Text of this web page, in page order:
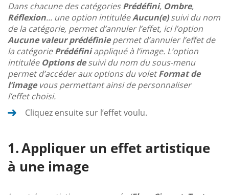
Dans chacune des catégoriesPrédéfini, Ombre,
Réflexion... une option intituléeAucun(e)suivi du nom
de la catégorie, permet d’annuler l’effet, ici l’option
Aucune valeur prédéfiniepermet d’annuler l’effet de
la catégoriePrédéfiniappliqué à l’image. L’option
intitulée Options desuivi du nom du sous-menu
permet d’accéder aux options du voletFormat de
l’imagevous permettant ainsi de personnaliser
l’effet choisi.
Cliquez ensuite sur l’effet voulu.
Appliquer un effet artistique
à une image